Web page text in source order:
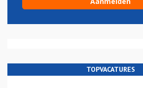
TOPVACATURES